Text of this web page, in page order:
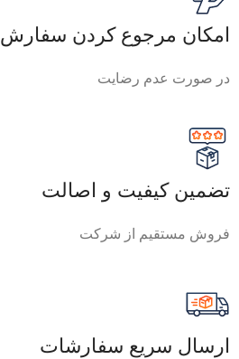
امکان مرجوع کردن سفارش
در صورت عدم رضایت
تضمین کیفیت و اصالت
فروش مستقیم از شرکت
ارسال سریع سفارشات